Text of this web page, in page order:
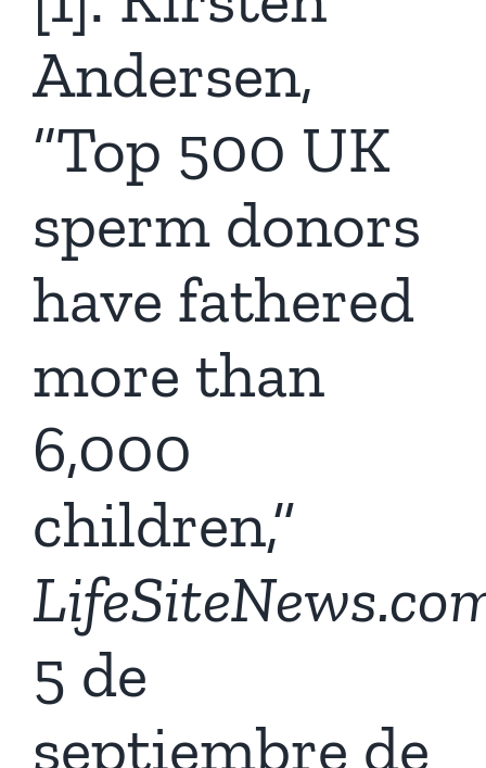
Andersen,
“Top 500 UK
sperm donors
have fathered
more than
6,000
children,”
5 de
septiembre de